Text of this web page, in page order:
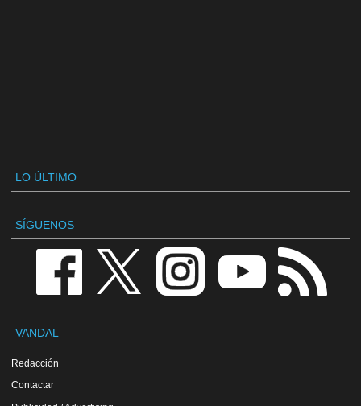
LO ÚLTIMO
SÍGUENOS
VANDAL
Redacción
Contactar